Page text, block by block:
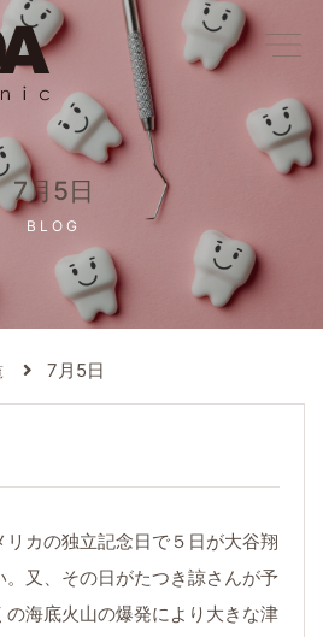
7月5日
BLOG
7月5日
カの独立記念日で５日が大谷翔
又、その日がたつき諒さんが予
海底火山の爆発により大きな津